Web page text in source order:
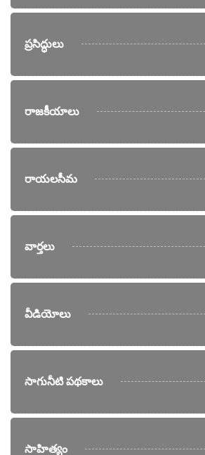
ప్రసిద్ధులు
రాజకీయాలు
రాయలసీమ
వార్తలు
వీడియోలు
సాగునీటి పథకాలు
సాహిత్యం